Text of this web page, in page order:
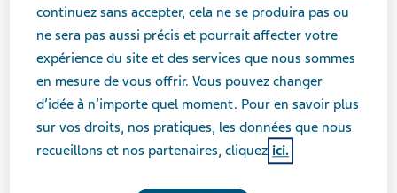
continuez sans accepter, cela ne se produira pas ou
ne sera pas aussi précis et pourrait affecter votre
expérience du site et des services que nous sommes
en mesure de vous offrir. Vous pouvez changer
d’idée à n’importe quel moment. Pour en savoir plus
sur vos droits, nos pratiques, les données que nous
recueillons et nos partenaires, cliquez ici.